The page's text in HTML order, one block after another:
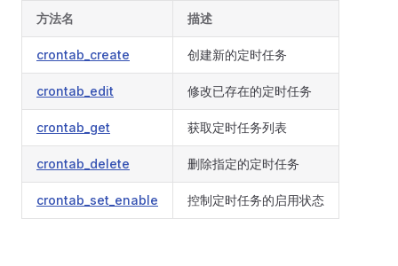
方法名 描述
crontab_create 创建新的定时任务
crontab_edit 修改已存在的定时任务
crontab_get 获取定时任务列表
crontab_delete 删除指定的定时任务
crontab_set_enable 控制定时任务的启用状态